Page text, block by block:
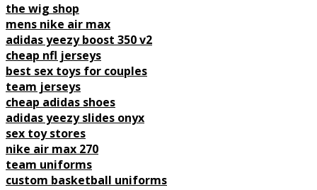
the wig shop
mens nike air max
adidas yeezy boost 350 v2
cheap nfl jerseys
best sex toys for couples
team jerseys
cheap adidas shoes
adidas yeezy slides onyx
sex toy stores
nike air max 270
team uniforms
custom basketball uniforms